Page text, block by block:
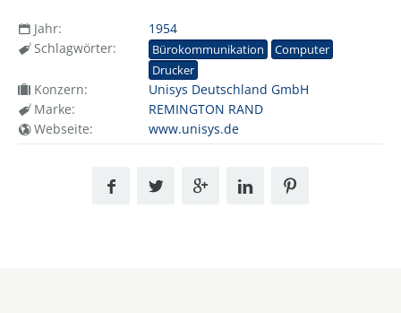
Jahr:
1954
Schlagwörter:
Bürokommunikation
Computer
Drucker
Konzern:
Unisys Deutschland GmbH
Marke:
REMINGTON RAND
Webseite:
www.unisys.de